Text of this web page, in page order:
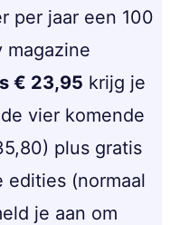
per jaar een 100
magazine
€ 23,95 krijg je
vier komende
plus gratis
(normaal
je aan om